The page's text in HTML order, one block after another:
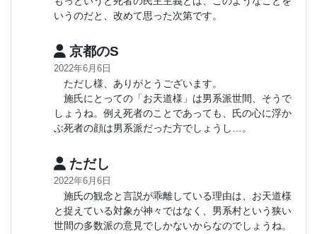
いうのだと、改めて思った次第です。
京都のS
2022年6月6日
ただし様、ありがとうございます。
施氏にとっての「お天道様」は男系派世間、そうで
しょうね。例え死者のことであっても、氏の心に浮か
ぶ死者の顔は男系派だった方でしょうし…。
ただし
2022年6月6日
施氏の観念と言説が乖離している理由は、お天道様
と捉えている対象が神々ではなく、男系村という狭い
世間の多数派の意見でしかないからなのでしょうね。